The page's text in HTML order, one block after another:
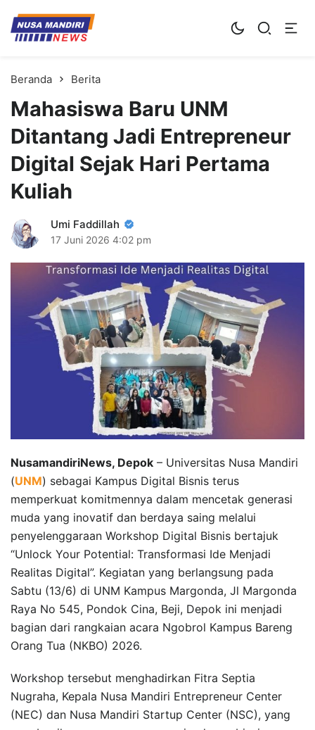
Kampus Digital Bisnis
Universitas Nusa Mandiri
Beranda Berita
Mahasiswa Baru UNM
Ditantang Jadi Entrepreneur
Digital Sejak Hari Pertama
Kuliah
Umi Faddillah
17 Juni 2026 4:02 pm
NusamandiriNews, Depok – Universitas Nusa Mandiri
(UNM) sebagai Kampus Digital Bisnis terus
memperkuat komitmennya dalam mencetak generasi
muda yang inovatif dan berdaya saing melalui
penyelenggaraan Workshop Digital Bisnis bertajuk
“Unlock Your Potential: Transformasi Ide Menjadi
Realitas Digital”. Kegiatan yang berlangsung pada
Sabtu (13/6) di UNM Kampus Margonda, Jl Margonda
Raya No 545, Pondok Cina, Beji, Depok ini menjadi
bagian dari rangkaian acara Ngobrol Kampus Bareng
Orang Tua (NKBO) 2026.
Workshop tersebut menghadirkan Fitra Septia
Nugraha, Kepala Nusa Mandiri Entrepreneur Center
(NEC) dan Nusa Mandiri Startup Center (NSC), yang